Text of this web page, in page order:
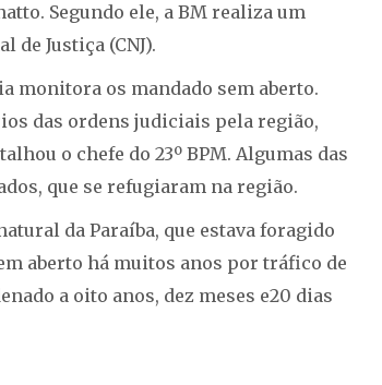
Segundo ele, a BM realiza um
Justiça (CNJ).
monitora os mandado sem aberto.
das ordens judiciais pela região,
o chefe do 23º BPM. Algumas das
que se refugiaram na região.
da Paraíba, que estava foragido
aberto há muitos anos por tráfico de
a oito anos, dez meses e20 dias